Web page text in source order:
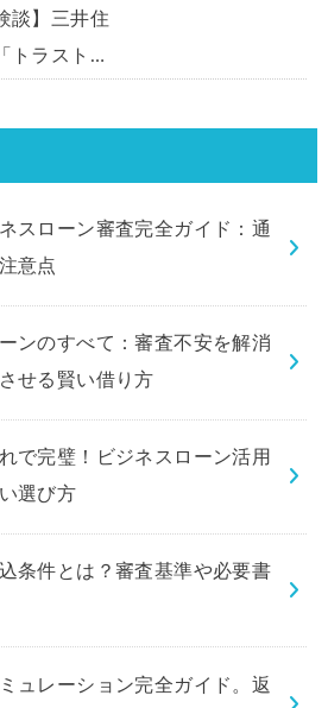
談】三井住
トラストク
スローン審査完全ガイド：通
意点
ンのすべて：審査不安を解消
せる賢い借り方
で完璧！ビジネスローン活用
選び方
条件とは？審査基準や必要書
ュレーション完全ガイド。返